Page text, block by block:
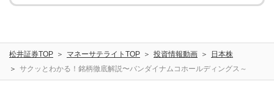
松井証券TOP マネーサテライトTOP 投資情報動画
日本株
サクッとわかる！銘柄徹底解説〜バンダイナムコホールディングス～